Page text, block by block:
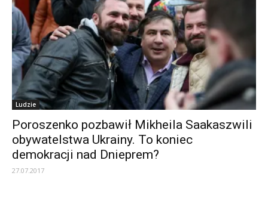
Ludzie
Poroszenko pozbawił Mikheila Saakaszwili
obywatelstwa Ukrainy. To koniec
demokracji nad Dnieprem?
27.07.2017